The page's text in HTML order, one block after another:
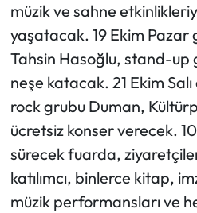
müzik ve sahne
yaşatacak. 19 Ekim Pazar
Tahsin Hasoğlu, stand-up
neşe katacak. 21 Ekim
rock grubu Duman,
ücretsiz konser verecek.
sürecek fuarda,
katılımcı, binlerce kitap,
müzik performansları ve